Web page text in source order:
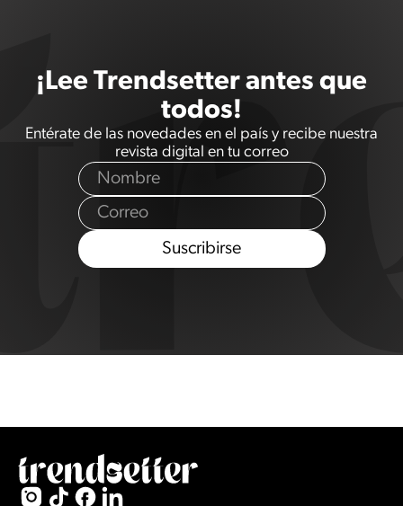
¡Lee Trendsetter antes que
todos!
Entérate de las novedades en el país y recibe nuestra
revista digital en tu correo